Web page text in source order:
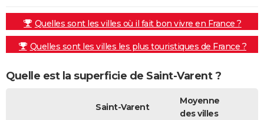
Quelles sont les villes où il fait bon vivre en France ?
Quelles sont les villes les plus touristiques de France ?
Quelle est la superficie de Saint-Varent ?
Saint-Varent
Moyenne
des villes